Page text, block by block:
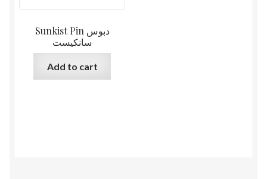
Sunkist Pin دبوس
سانكيست
Add to cart